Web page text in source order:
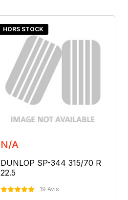
HORS STOCK
N/A
DUNLOP SP-344 315/70 R
22.5
19 Avis